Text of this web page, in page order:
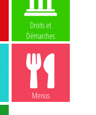
Droits et
Démarches
Menus